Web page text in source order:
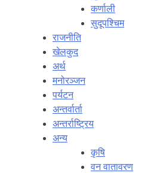
कर्णाली
सुदूपश्‍चिम
राजनीति
खेलकुद
अर्थ
मनोरञ्‍जन
पर्यटन
अन्तर्वार्ता
अन्तर्राष्‍ट्रिय
अन्य
कृषि
वन वातावरण